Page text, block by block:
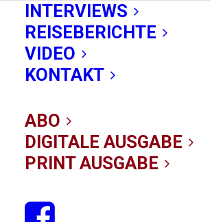
INTERVIEWS
REISEBERICHTE
VIDEO
KONTAKT
ABO
DIGITALE AUSGABE
PRINT AUSGABE
Nano-Upgrade:
Switchblade
08/12/2019 INTESTBERICHTE ,KITES